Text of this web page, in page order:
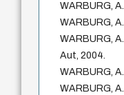
WARBURG,
WARBURG,
WARBURG,
Aut, 2004.
WARBURG,
WARBURG,